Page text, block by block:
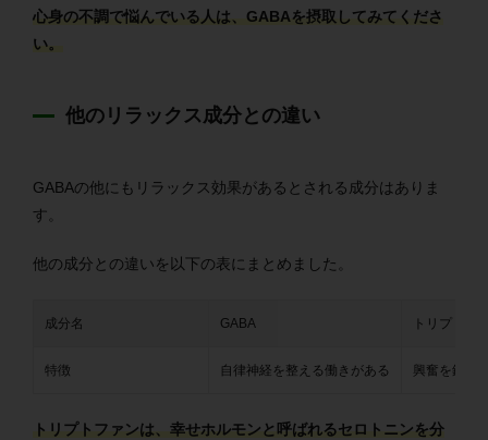
心身の不調で悩んでいる人は、GABAを摂取してみてくださ
い。
他のリラックス成分との違い
GABAの他にもリラックス効果があるとされる成分はありま
す。
他の成分との違いを以下の表にまとめました。
成分名 GABA トリプトフ
特徴 自律神経を整える働きがある 興奮を鎮め
トリプトファンは、幸せホルモンと呼ばれるセロトニンを分